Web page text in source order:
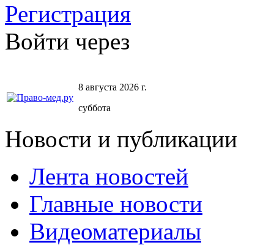
Регистрация
Войти через
8 августа 2026 г.
суббота
Новости и публикации
Лента новостей
Главные новости
Видеоматериалы